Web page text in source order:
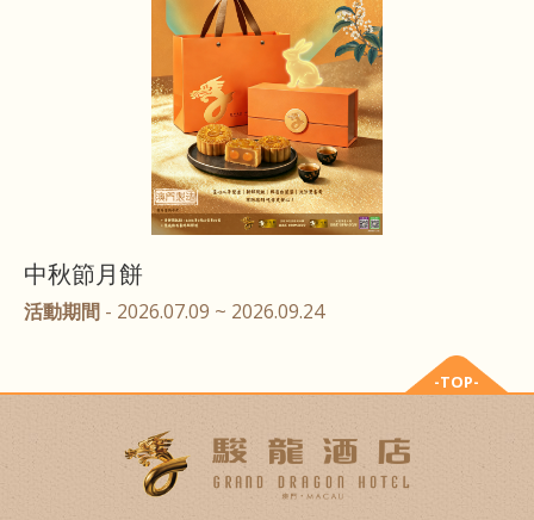
中秋節月餅
活動期間 - 2026.07.09 ~ 2026.09.24
-TOP-